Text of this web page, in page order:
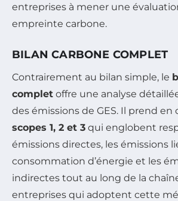
entreprises à mener une
empreinte carbone.
BILAN CARBONE COMPLET
Contrairement au bilan simple, le
complet offre une analyse
des émissions de GES. Il prend en
scopes 1, 2 et 3 qui englobent
émissions directes, les émissions
consommation d’énergie et les
indirectes tout au long de la
entreprises qui adoptent cette